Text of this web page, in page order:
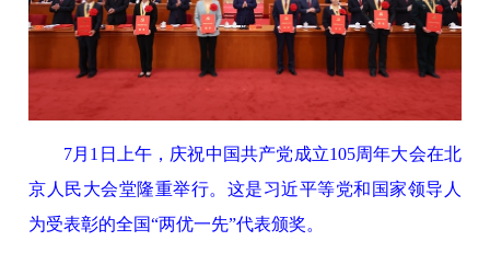
7月1日上午，庆祝中国共产党成立105周年大会在北
京人民大会堂隆重举行。这是习近平等党和国家领导人
为受表彰的全国“两优一先”代表颁奖。